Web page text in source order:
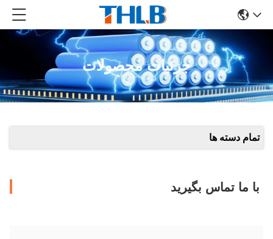
جزئیات محصولات
تمام دسته ها
با ما تماس بگیرید